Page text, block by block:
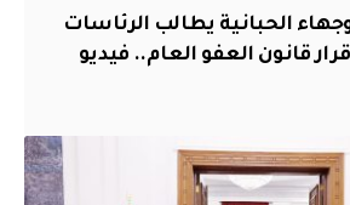
الحبانية يطالب الرئاسات
قانون العفو العام.. فيديو